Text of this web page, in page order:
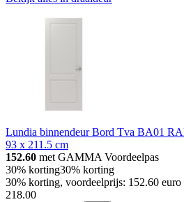
Lundia binnendeur Bord Tva BA01
93 x 211.5 cm
152.60 met GAMMA Voordeelpas
30% korting30% korting
30% korting, voordeelprijs: 152.60
218.00